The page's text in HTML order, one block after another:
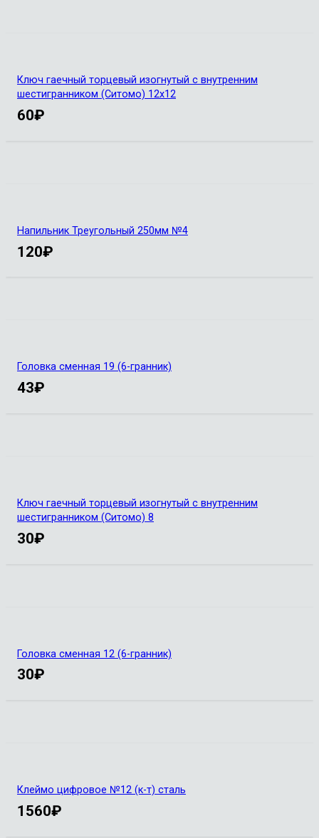
Ключ гаечный торцевый изогнутый с внутренним
шестигранником (Ситомо) 12х12
60₽
Напильник Треугольный 250мм №4
120₽
Головка сменная 19 (6-гранник)
43₽
Ключ гаечный торцевый изогнутый с внутренним
шестигранником (Ситомо) 8
30₽
Головка сменная 12 (6-гранник)
30₽
Клеймо цифровое №12 (к-т) сталь
1560₽